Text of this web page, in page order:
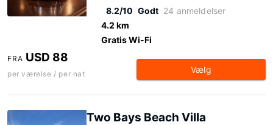
8.2/10 Godt 24 anmeldelser
4.2 km
Gratis Wi-Fi
FRA USD 88
per værelse / per nat Vælg
Two Bays Beach Villa